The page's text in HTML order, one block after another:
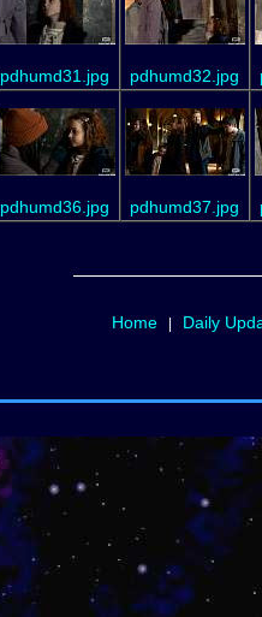
pdhumd31.jpg pdhumd32.jpg
pdhumd36.jpg pdhumd37.jpg
Home Daily